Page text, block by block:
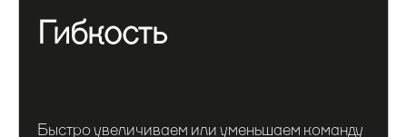
Гибкость
Быстро увеличиваем или уменьшаем команду